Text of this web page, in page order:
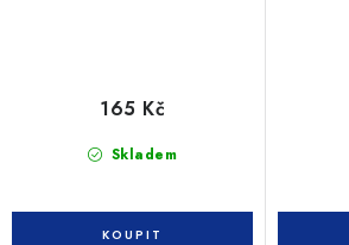
Skladem
165 Kč